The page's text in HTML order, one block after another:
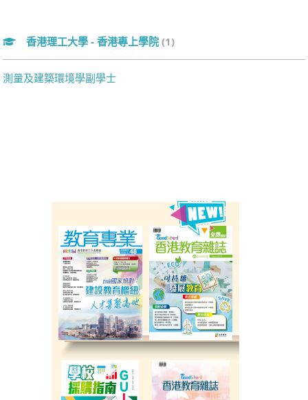
香港理工大學 - 香港專上學院 (1)
測量及建築環境學副學士